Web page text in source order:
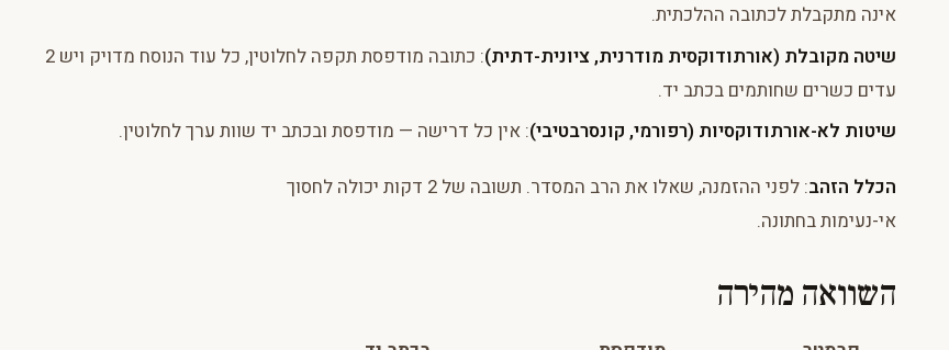
אינה מתקבלת לכתובה ההלכתית.
שיטה מקובלת (אורתודוקסית מודרנית, ציונית-דתית)
: כתובה מודפסת תקפה לחלוטין, כל עוד הנוסח מדויק ויש 2
עדים כשרים שחותמים בכתב יד.
שיטות לא-אורתודוקסיות (רפורמי, קונסרבטיבי): אין כל דרישה — מודפסת ובכתב יד שוות ערך לחלוטין.
הכלל הזהב
: לפני ההזמנה, שאלו את הרב המסדר. תשובה של 2 דקות יכולה לחסוך
אי-נעימות בחתונה.
השוואה מהירה